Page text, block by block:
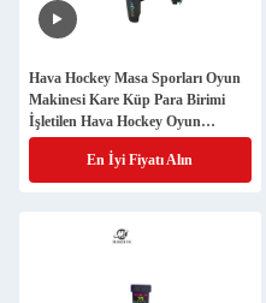
Hava Hockey Masa Sporları Oyun
Makinesi Kare Küp Para Birimi
İşletilen Hava Hockey Oyun
Makinesi
En İyi Fiyatı Alın